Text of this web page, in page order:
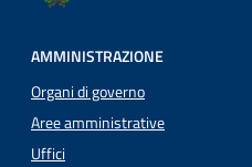
AMMINISTRAZIONE
Organi di governo
Aree amministrative
Uffici